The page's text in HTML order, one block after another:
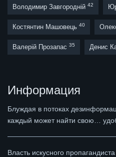
Володимир Завгородній 42
Костянтин Машовець 40
Валерій Прозапас 35 Денис
Информация
Блуждая в потоках
каждый может найти свою…
Власть искусного